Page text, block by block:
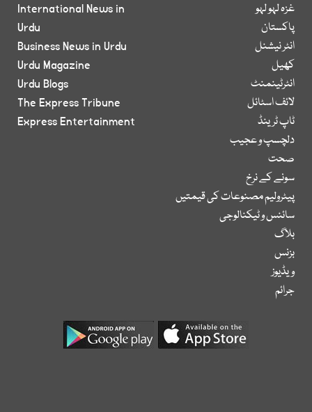
غزہ لہو لہو
پاکستان
انٹر نیشنل
کھیل
انٹرٹینمنٹ
لائف اسٹائل
ٹاپ ٹرینڈ
دلچسپ و عجیب
صحت
سونے کے نرخ
پیٹرولیم مصنوعات کی قیمتیں
سائنس و ٹیکنالوجی
بلاگ
بزنس
ویڈیوز
جرائم
International News in
Urdu
Business News in Urdu
Urdu Magazine
Urdu Blogs
The Express Tribune
Express Entertainment